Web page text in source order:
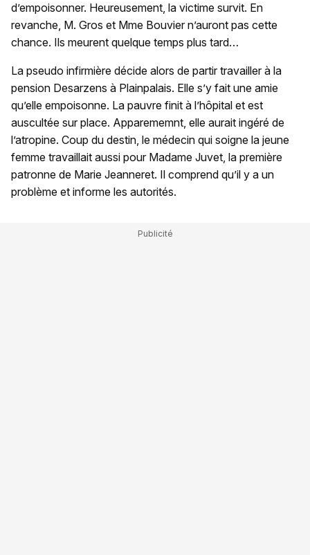
d’empoisonner. Heureusement, la victime survit. En
revanche, M. Gros et Mme Bouvier n’auront pas cette
chance. Ils meurent quelque temps plus tard…
La pseudo infirmière décide alors de partir travailler à la
pension Desarzens à Plainpalais. Elle s’y fait une amie
qu’elle empoisonne. La pauvre finit à l’hôpital et est
auscultée sur place. Apparememnt, elle aurait ingéré de
l’atropine. Coup du destin, le médecin qui soigne la jeune
femme travaillait aussi pour Madame Juvet, la première
patronne de Marie Jeanneret. Il comprend qu’il y a un
problème et informe les autorités.